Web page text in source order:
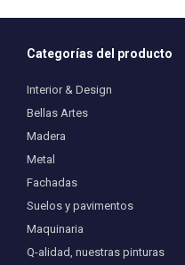
Categorías del producto
Interior & Design
Bellas Artes
Madera
Metal
Fachadas
Suelos y pavimentos
Maquinaria
Q-alidad, nuestras pinturas